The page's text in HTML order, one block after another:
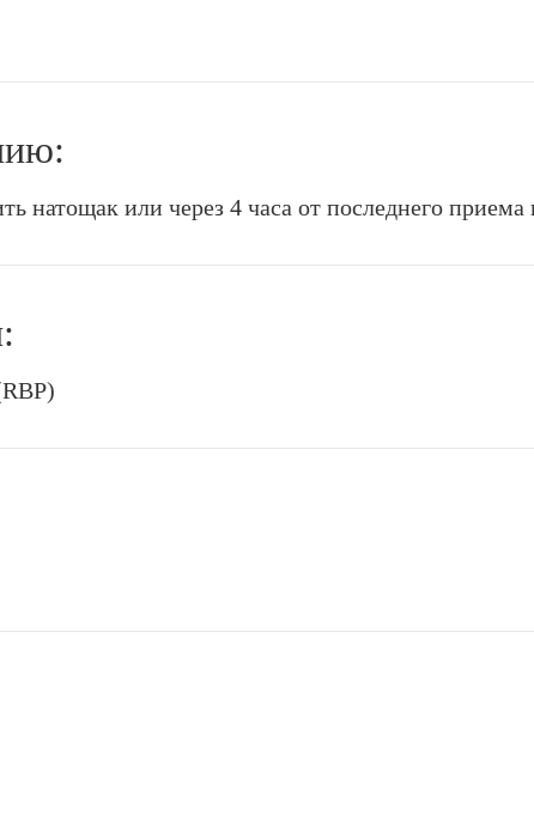
натощак или через 4 часа от последнего